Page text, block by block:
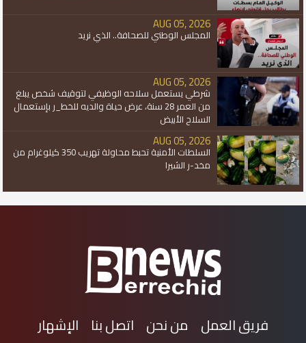
AUG 05, 2026
المجلس الوطني للصحافة.. الذي نريد
AUG 05, 2026
شرطي يستعمل سلاحه الوظيفي لتوقيف شخص يبلغ
من العمر 28 سنة، عرض حياة والديه للخط_ر بإستعمال
السلاح الأبيض
AUG 05, 2026
السلطات الأمنية تحبط محاولة تهريب 350 كيلوغرام من
مخد-ر الشيرا
فريق العمل من نحن اتصل بنا الإشهار